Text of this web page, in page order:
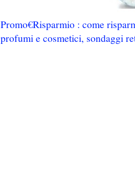
Promo€Risparmio : come
profumi e cosmetici, sondaggi